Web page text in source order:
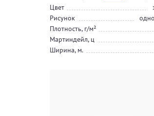
Цвет
Рисунок
Плотность, г/м²
Мартиндейл, ц
Ширина, м.